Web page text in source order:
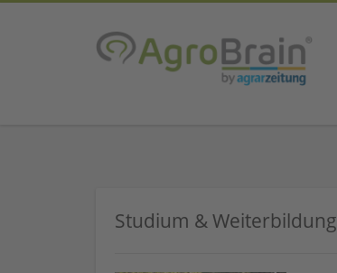
Studium & Weiterbildung